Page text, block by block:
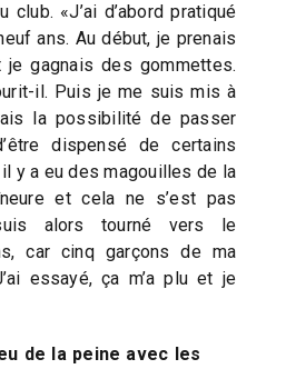
club. «J’ai d’abord pratiqué
ans. Au début, je prenais
gagnais des gommettes.
il. Puis je me suis mis à
la possibilité de passer
dispensé de certains
y a eu des magouilles de la
et cela ne s’est pas
alors tourné vers le
car cinq garçons de ma
essayé, ça m’a plu et je
de la peine avec les